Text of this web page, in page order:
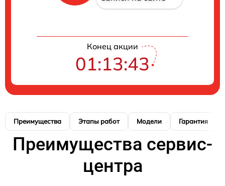
Конец акции
01:13:42
Преимущества Этапы работ Модели Гарантия
Преимущества сервис-
центра